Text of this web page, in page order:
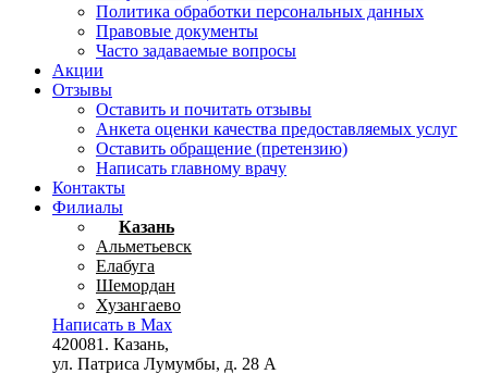
Политика обработки персональных данных
Правовые документы
Часто задаваемые вопросы
Акции
Отзывы
Оставить и почитать отзывы
Анкета оценки качества предоставляемых услуг
Оставить обращение (претензию)
Написать главному врачу
Контакты
Филиалы
Казань
Альметьевск
Елабуга
Шемордан
Хузангаево
Написать в Max
420081. Казань,
ул. Патриса Лумумбы, д. 28 А